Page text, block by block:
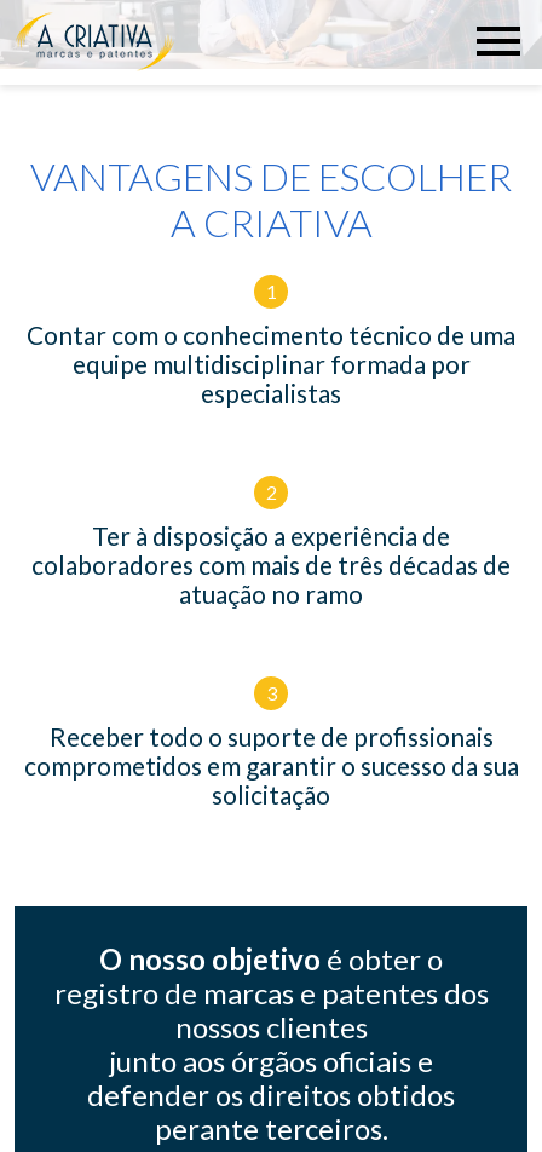
VANTAGENS DE ESCOLHER
A CRIATIVA
1
Contar com o conhecimento técnico de uma
equipe multidisciplinar formada por
especialistas
2
Ter à disposição a experiência de
colaboradores com mais de três décadas de
atuação no ramo
3
Receber todo o suporte de profissionais
comprometidos em garantir o sucesso da sua
solicitação
O nosso objetivo é obter o
registro de marcas e patentes dos
nossos clientes
junto aos órgãos oficiais e
defender os direitos obtidos
perante terceiros.